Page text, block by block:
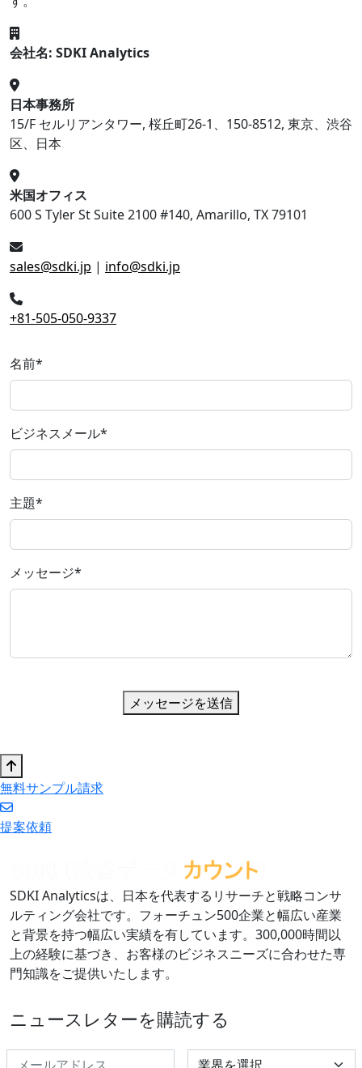
会社名: SDKI Analytics
日本事務所
15/F セルリアンタワー, 桜丘町26-1、150-8512, 東京、渋谷
区、日本
米国オフィス
600 S Tyler St Suite 2100 #140, Amarillo, TX 79101
sales@sdki.jp | info@sdki.jp
+81-505-050-9337
名前*
ビジネスメール*
主題*
メッセージ*
メッセージを送信
無料サンプル請求
提案依頼
SDKI Analyticsは、日本を代表するリサーチと戦略コンサ
ルティング会社です。フォーチュン500企業と幅広い産業
と背景を持つ幅広い実績を有しています。300,000時間以
上の経験に基づき、お客様のビジネスニーズに合わせた専
門知識をご提供いたします。
ニュースレターを購読する
Select Industry